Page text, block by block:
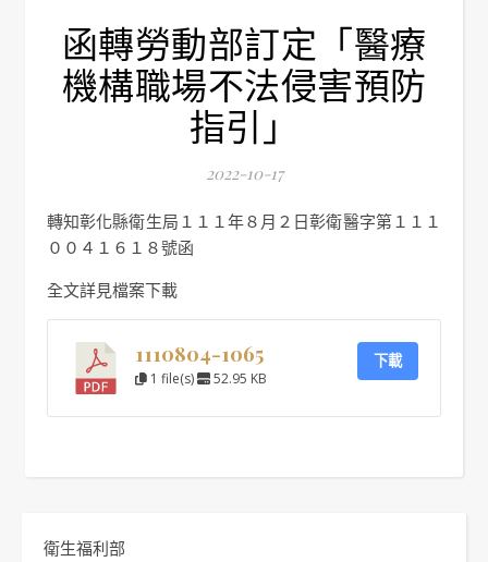
函轉勞動部訂定「醫療
機構職場不法侵害預防
指引」
2022-10-17
轉知彰化縣衛生局１１１年８月２日彰衛醫字第１１１
００４１６１８號函
全文詳見檔案下載
1110804-1065
1 file(s) 52.95 KB
下載
衛生福利部